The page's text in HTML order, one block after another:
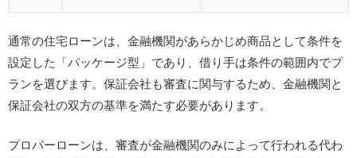
通常の住宅ローンは、金融機関があらかじめ商品として条件を
設定した「パッケージ型」であり、借り手は条件の範囲内でプ
ランを選びます。保証会社も審査に関与するため、金融機関と
保証会社の双方の基準を満たす必要があります。
プロパーローンは、審査が金融機関のみによって行われる代わ